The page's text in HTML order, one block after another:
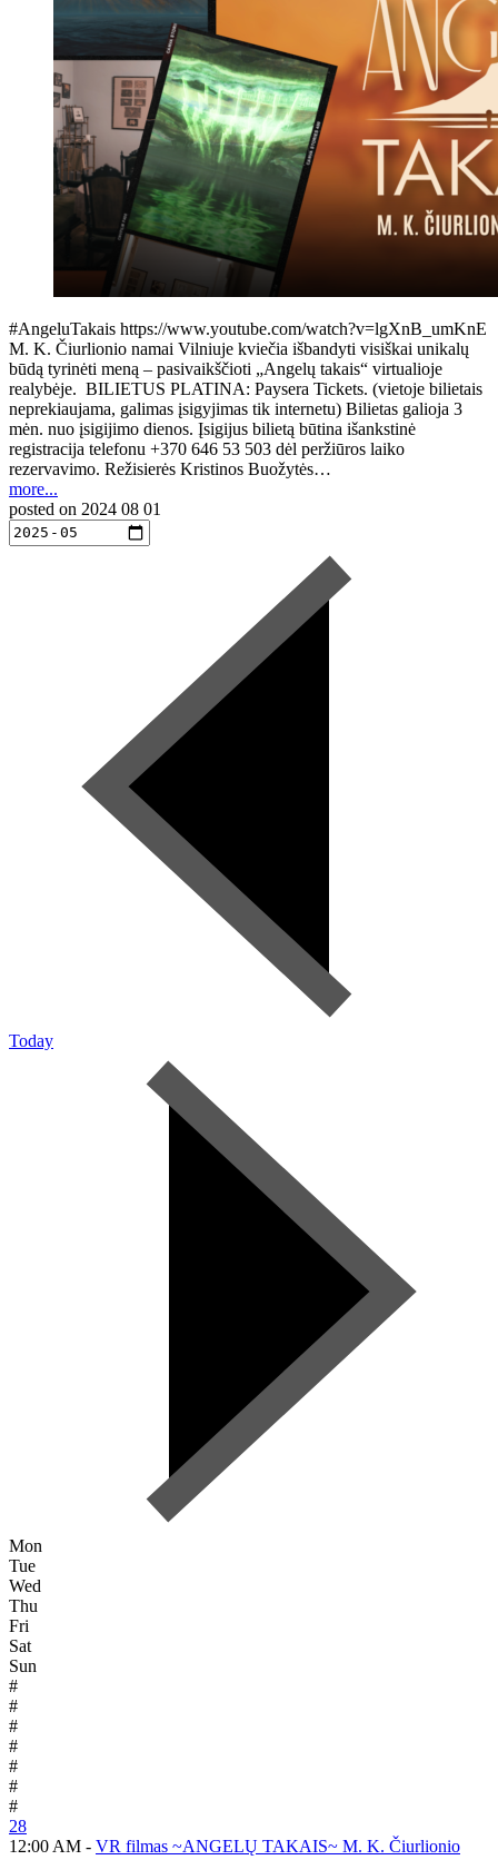
#AngeluTakais https://www.youtube.com/watch?v=lgXnB_umKnE
M. K. Čiurlionio namai Vilniuje kviečia išbandyti visiškai unikalų
būdą tyrinėti meną – pasivaikščioti „Angelų takais“ virtualioje
realybėje. BILIETUS PLATINA: Paysera Tickets. (vietoje bilietais
neprekiaujama, galimas įsigyjimas tik internetu) Bilietas galioja 3
mėn. nuo įsigijimo dienos. Įsigijus bilietą būtina išankstinė
registracija telefonu +370 646 53 503 dėl peržiūros laiko
rezervavimo. Režisierės Kristinos Buožytės…
more...
posted on 2024 08 01
Today
Mon
Tue
Wed
Thu
Fri
Sat
Sun
#
#
#
#
#
#
#
28
12:00 AM - VR filmas ~ANGELŲ TAKAIS~ M. K. Čiurlionio